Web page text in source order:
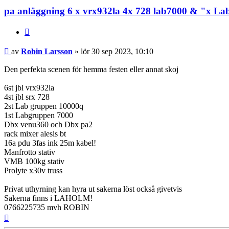
pa anläggning 6 x vrx932la 4x 728 lab7000 & "x
Inlägg
av Robin Larsson » lör 30 sep 2023, 10:10
Den perfekta scenen för hemma festen eller annat skoj
6st jbl vrx932la
4st jbl srx 728
2st Lab gruppen 10000q
1st Labgruppen 7000
Dbx venu360 och Dbx pa2
rack mixer alesis bt
16a pdu 3fas ink 25m kabel!
Manfrotto stativ
VMB 100kg stativ
Prolyte x30v truss
Privat uthyrning kan hyra ut sakerna löst också givetvis
Sakerna finns i LAHOLM!
0766225735 mvh ROBIN